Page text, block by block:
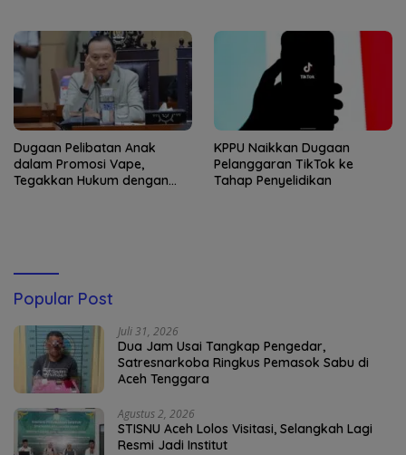
Dugaan Pelibatan Anak
dalam Promosi Vape,
Tegakkan Hukum dengan
KPPU Naikkan Dugaan
Pelanggaran TikTok ke
Tahap Penyelidikan
Popular Post
Juli 31, 2026
Dua Jam Usai Tangkap Pengedar,
Satresnarkoba Ringkus Pemasok Sabu di
Aceh Tenggara
Agustus 2, 2026
STISNU Aceh Lolos Visitasi, Selangkah Lagi
Resmi Jadi Institut